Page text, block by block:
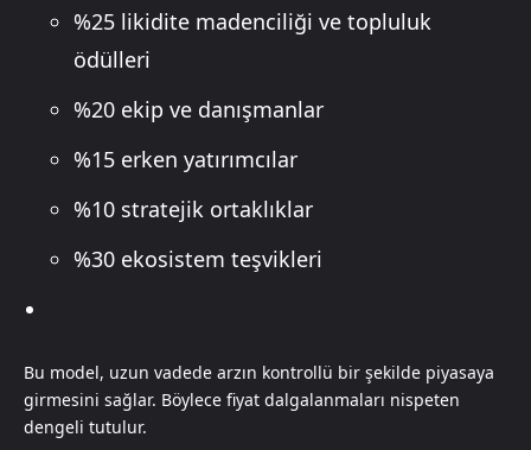
%25 likidite madenciliği ve topluluk
ödülleri
%20 ekip ve danışmanlar
%15 erken yatırımcılar
%10 stratejik ortaklıklar
%30 ekosistem teşvikleri
Bu model, uzun vadede arzın kontrollü bir şekilde piyasaya
girmesini sağlar. Böylece fiyat dalgalanmaları nispeten
dengeli tutulur.